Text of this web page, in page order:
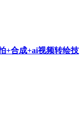
+合成+ai视频转绘技